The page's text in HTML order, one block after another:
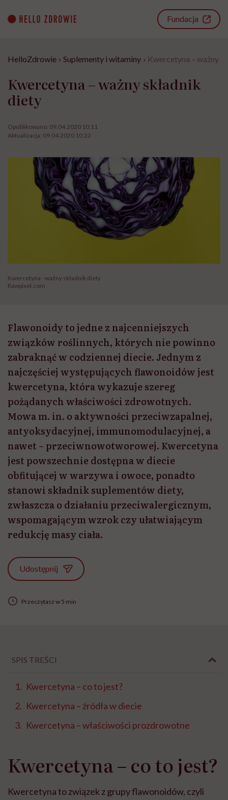
content
Fundacja
HelloZdrowie › Suplementy i witaminy › Kwercetyna – ważny
Kwercetyna – ważny składnik
diety
Opublikowano: 09.04.2020 10:11
Aktualizacja: 09.04.2020 10:22
Kwercetyna - ważny składnik diety
Rawpixel.com
Flawonoidy to jedne z najcenniejszych
związków roślinnych, których nie powinno
zabraknąć w codziennej diecie. Jednym z
najczęściej występujących flawonoidów jest
kwercetyna, która wykazuje szereg
pożądanych właściwości zdrowotnych.
Mowa m. in. o aktywności przeciwzapalnej,
antyoksydacyjnej, immunomodulacyjnej, a
nawet – przeciwnowotworowej. Kwercetyna
jest powszechnie dostępna w diecie
obfitującej w warzywa i owoce, ponadto
stanowi składnik suplementów diety,
zwłaszcza o działaniu przeciwalergicznym,
wspomagającym wzrok czy ułatwiającym
redukcję masy ciała.
Udostępnij
Przeczytasz w 5 min
SPIS TREŚCI
Kwercetyna – co to jest?
Kwercetyna – źródła w diecie
Kwercetyna – właściwości prozdrowotne
Kwercetyna – co to jest?
Kwercetyna to związek z grupy flawonoidów, czyli